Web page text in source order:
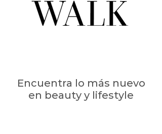
Encuentra lo más nuevo
en beauty y lifestyle